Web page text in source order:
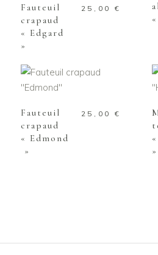
Fauteuil
crapaud
« Edgard
»
25,00€
AJOUTER AU
PANIER
Fauteuil
crapaud
« Edmond
»
25,00€
»